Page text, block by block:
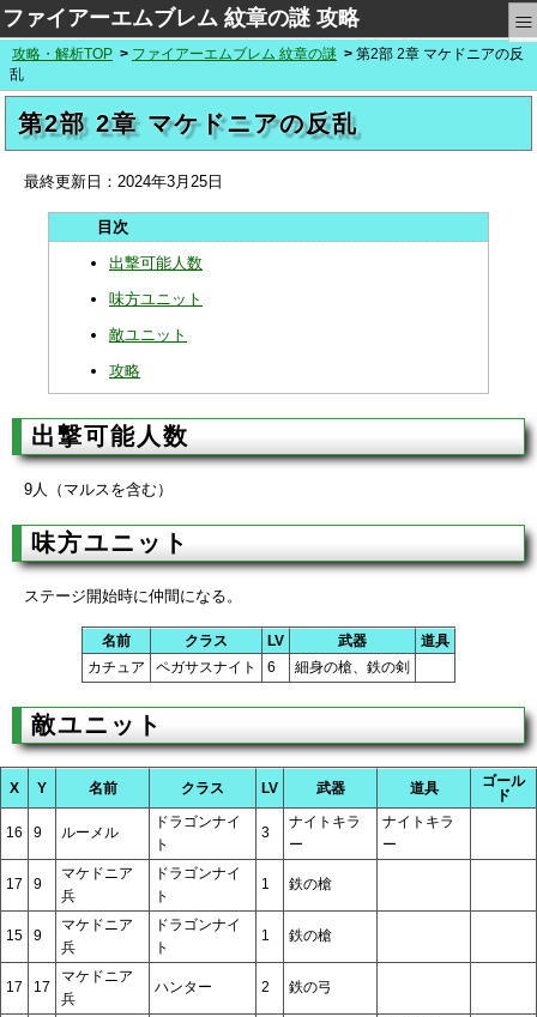
ファイアーエムブレム 紋章の謎 攻略 ≡
攻略・解析TOP ファイアーエムブレム 紋章の謎
第2部 2章 マケドニアの反
乱
第2部 2章 マケドニアの反乱
最終更新日： 2024年3月25日
出撃可能人数
味方ユニット
敵ユニット
攻略
出撃可能人数
9人（マルスを含む）
味方ユニット
ステージ開始時に仲間になる。
名前 クラス LV 武器
道具
カチュア
ペガサスナイト 6 細身の槍、鉄の剣
敵ユニット
X Y 名前 クラス LV 武器 道具
ゴール
ド
16 9 ルーメル
ドラゴンナイ
ト
3
ナイトキラ
ー
ナイトキラ
ー
17 9
マケドニア
兵
ドラゴンナイ
ト
1 鉄の槍
15 9
マケドニア
兵
ドラゴンナイ
ト
1 鉄の槍
17 17
マケドニア
兵
ハンター 2 鉄の弓